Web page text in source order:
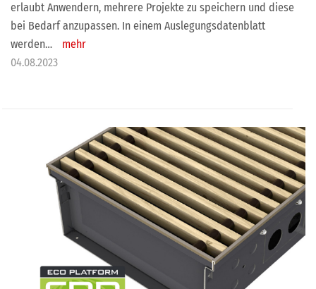
erlaubt Anwendern, mehrere Projekte zu speichern und diese
bei Bedarf anzupassen. In einem Auslegungsdatenblatt
werden…
mehr
04.08.2023